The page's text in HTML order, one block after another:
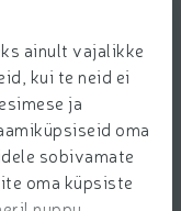
ainult vajalikke
kui te neid ei
ja
oma
sobivamate
oma küpsiste